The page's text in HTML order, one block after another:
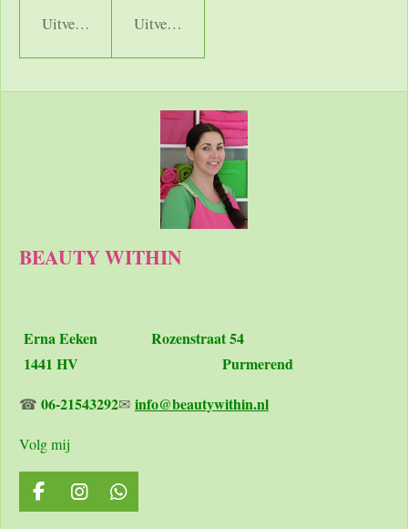
Uitverkocht Uitverkocht
BEAUTY WITHIN
Erna Eeken Rozenstraat 54
1441 HV Purmerend
☎ 06-21543292✉ info@beautywithin.nl
Volg mij
F
a
I
n
W
h